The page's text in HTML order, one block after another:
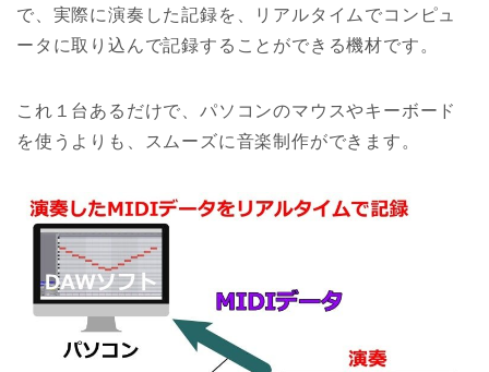
で、実際に演奏した記録を、リアルタイムでコンピュ
ータに取り込んで記録することができる機材です。
これ１台あるだけで、パソコンのマウスやキーボード
を使うよりも、スムーズに音楽制作ができます。